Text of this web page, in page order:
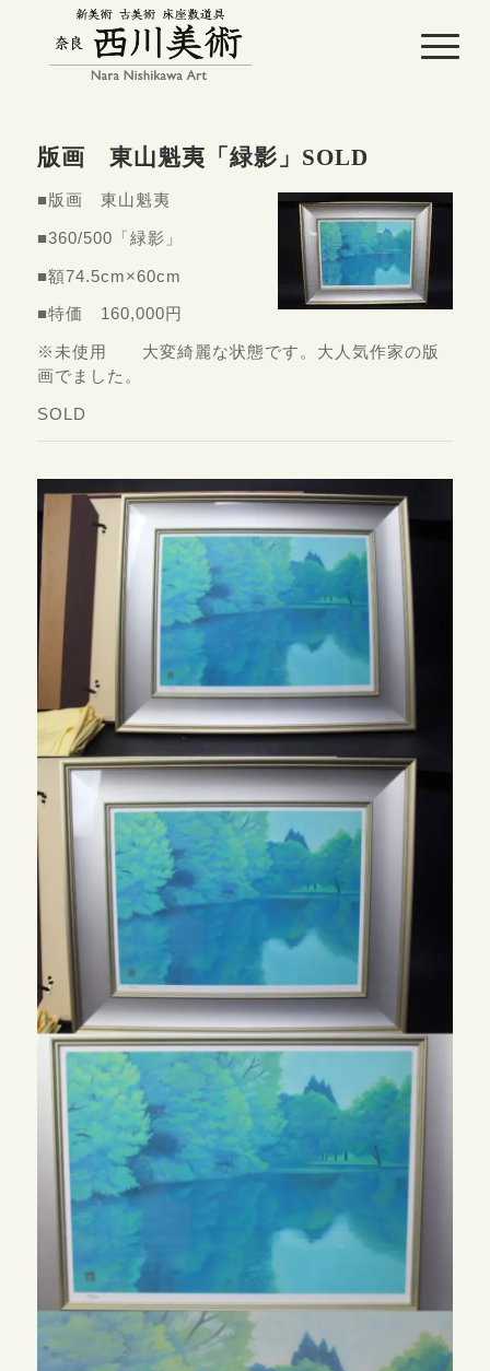
版画 東山魁夷「緑影」SOLD
■版画 東山魁夷
■360/500「緑影」
■額74.5cm×60cm
■特価 160,000円
※未使用 大変綺麗な状態です。大人気作家の版
画でました。
SOLD